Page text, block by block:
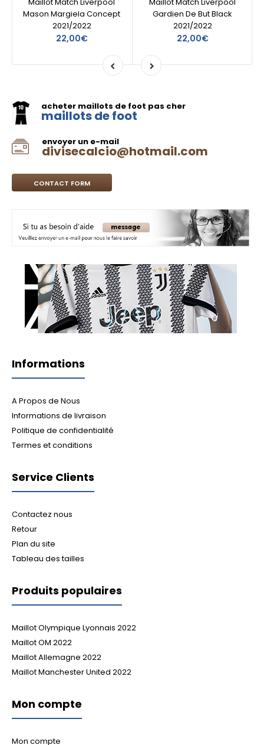
Mason Margiela Concept
2021/2022
22,00€
Gardien De But Black
2021/2022
22,00€
acheter maillots de foot pas cher
maillots de foot
envoyer un e-mail
divisecalcio@hotmail.com
CONTACT FORM
Informations
A Propos de Nous
Informations de livraison
Politique de confidentialité
Termes et conditions
Service Clients
Contactez nous
Retour
Plan du site
Tableau des tailles
Produits populaires
Maillot Olympique Lyonnais 2022
Maillot OM 2022
Maillot Allemagne 2022
Maillot Manchester United 2022
Mon compte
Mon compte